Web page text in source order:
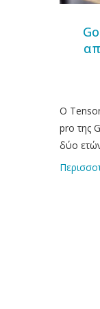
Ο
pro της
δύο